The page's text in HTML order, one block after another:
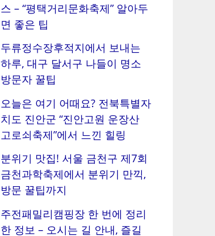
스 – “평택거리문화축제” 알아두
면 좋은 팁
두류정수장후적지에서 보내는
하루, 대구 달서구 나들이 명소
방문자 꿀팁
오늘은 여기 어때요? 전북특별자
치도 진안군 “진안고원 운장산
고로쇠축제”에서 느낀 힐링
분위기 맛집! 서울 금천구 제7회
금천과학축제에서 분위기 만끽,
방문 꿀팁까지
주전패밀리캠핑장 한 번에 정리
한 정보 – 오시는 길 안내, 즐길